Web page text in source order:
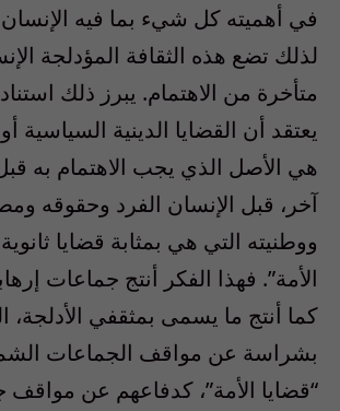
في أهميته كل شيء بما فيه
لذلك تضع هذه الثقافة المؤدلجة
متأخرة من الاهتمام. يبرز ذلك
يعتقد أن القضايا الدينية السياسية
هي الأصل الذي يجب الاهتمام به
آخر، قبل الإنسان الفرد وحقوقه
ووطنيته التي هي بمثابة قضايا
الأمة”. فهذا الفكر أنتج جماعات
كما أنتج ما يسمى بمثقفي الأدلجة،
بشراسة عن مواقف الجماعات
“قضايا الأمة”، كدفاعهم عن